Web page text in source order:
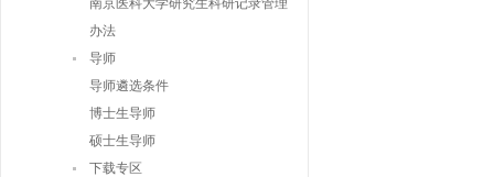
南京医科大学研究生科研记录管理
办法
导师
导师遴选条件
博士生导师
硕士生导师
下载专区